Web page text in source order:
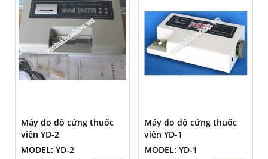
Máy đo độ cứng thuốc
viên YD-2
MODEL: YD-2
Máy đo độ cứng thuốc
viên YD-1
MODEL: YD-1